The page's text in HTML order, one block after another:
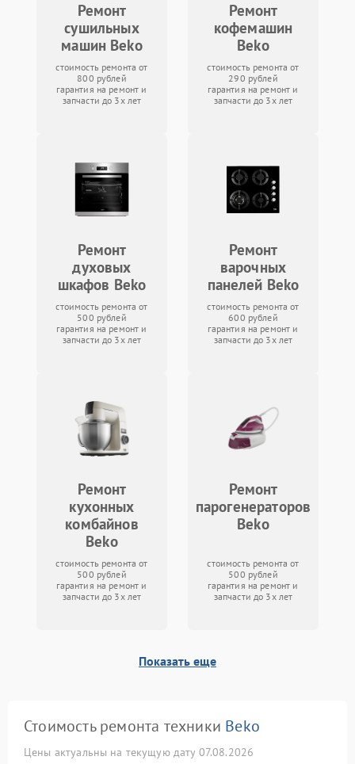
Ремонт
сушильных
машин Beko
стоимость ремонта от
800 рублей
гарантия на ремонт и
запчасти до 3х лет
Ремонт
кофемашин
Beko
стоимость ремонта от
290 рублей
гарантия на ремонт и
запчасти до 3х лет
Ремонт
духовых
шкафов Beko
стоимость ремонта от
500 рублей
гарантия на ремонт и
запчасти до 3х лет
Ремонт
варочных
панелей Beko
стоимость ремонта от
600 рублей
гарантия на ремонт и
запчасти до 3х лет
Ремонт
кухонных
комбайнов
Beko
стоимость ремонта от
500 рублей
гарантия на ремонт и
запчасти до 3х лет
Ремонт
парогенераторов
Beko
стоимость ремонта от
500 рублей
гарантия на ремонт и
запчасти до 3х лет
Показать еще
Стоимость ремонта техники Beko
Цены актуальны на текущую дату 07.08.2026